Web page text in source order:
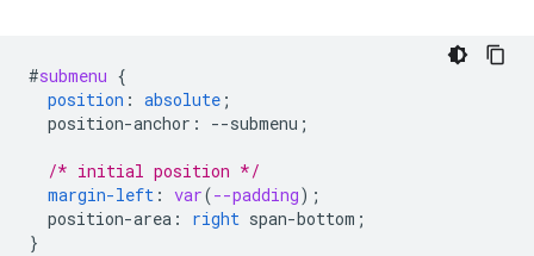
#submenu {
position : absolute ;
position-anchor : --submenu ;
/* initial position */
margin-left : var(--padding);
position-area : right span-bottom ;
}